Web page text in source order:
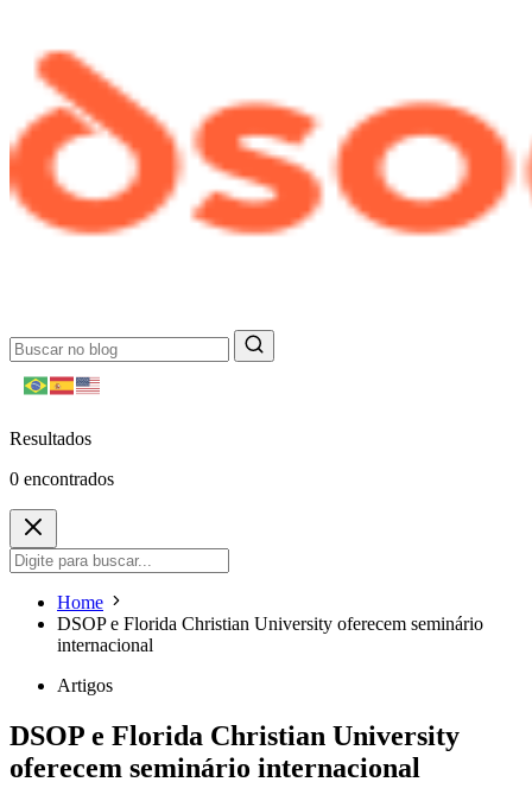
Resultados
0 encontrados
Home
DSOP e Florida Christian University oferecem seminário
internacional
Artigos
DSOP e Florida Christian University
oferecem seminário internacional